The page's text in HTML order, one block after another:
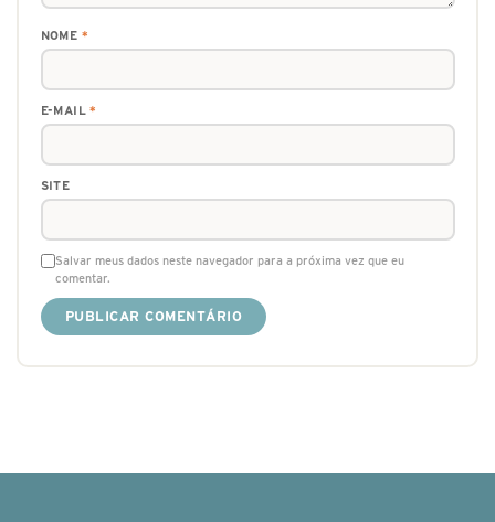
NOME *
E-MAIL*
SITE
Salvar meus dados neste navegador para a próxima vez que eu
comentar.